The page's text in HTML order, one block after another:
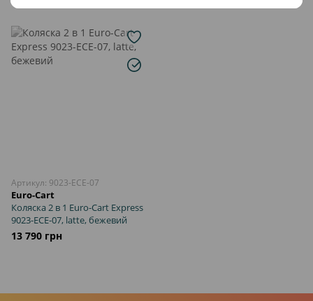
Артикул: 9023-ECE-07
Euro-Cart
Коляска 2 в 1 Euro-Cart Express
9023-ECE-07, latte, бежевий
13 790 грн